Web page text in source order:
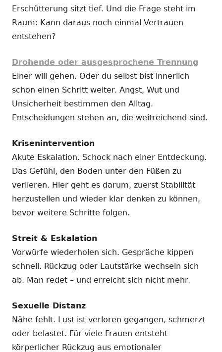
Erschütterung sitzt tief. Und die Frage steht im
Raum: Kann daraus noch einmal Vertrauen
entstehen?
Drohende oder ausgesprochene Trennung
Einer will gehen. Oder du selbst bist innerlich
schon einen Schritt weiter. Angst, Wut und
Unsicherheit bestimmen den Alltag.
Entscheidungen stehen an, die weitreichend sind.
Krisenintervention
Akute Eskalation. Schock nach einer Entdeckung.
Das Gefühl, den Boden unter den Füßen zu
verlieren. Hier geht es darum, zuerst Stabilität
herzustellen und wieder klar denken zu können,
bevor weitere Schritte folgen.
Streit & Eskalation
Vorwürfe wiederholen sich. Gespräche kippen
schnell. Rückzug oder Lautstärke wechseln sich
ab. Man redet – und erreicht sich nicht mehr.
Sexuelle Distanz
Nähe fehlt. Lust ist verloren gegangen, schmerzt
oder belastet. Für viele Frauen entsteht
körperlicher Rückzug aus emotionaler